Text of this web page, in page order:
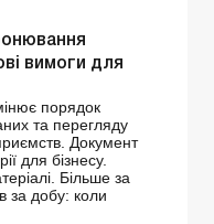
вимоги для
порядок
та перегляду
Документ
для бізнесу.
Більше за
за добу: коли